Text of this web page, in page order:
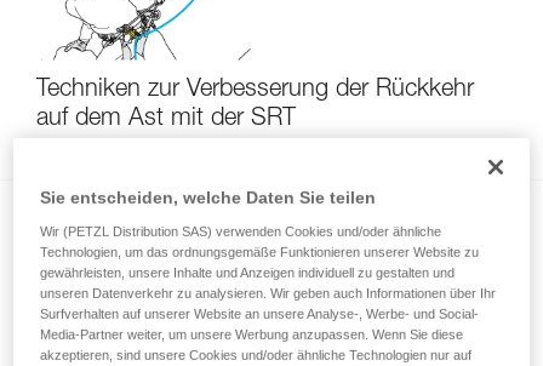
Techniken zur Verbesserung der Rückkehr
auf dem Ast mit der SRT
Wesentliche Einsatzmöglichkeiten des
Sie entscheiden, welche Daten Sie teilen
Wir (PETZL Distribution SAS) verwenden Cookies und/oder ähnliche
Technologien, um das ordnungsgemäße Funktionieren unserer Website zu
gewährleisten, unsere Inhalte und Anzeigen individuell zu gestalten und
unseren Datenverkehr zu analysieren. Wir geben auch Informationen über Ihr
Surfverhalten auf unserer Website an unsere Analyse-, Werbe- und Social-
Media-Partner weiter, um unsere Werbung anzupassen. Wenn Sie diese
akzeptieren, sind unsere Cookies und/oder ähnliche Technologien nur auf